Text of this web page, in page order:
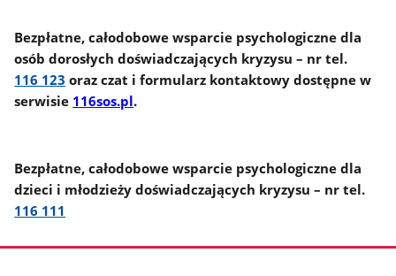
Bezpłatne, całodobowe wsparcie psychologiczne dla
osób dorosłych doświadczających kryzysu – nr tel.
116 123 oraz czat i formularz kontaktowy dostępne w
serwisie 116sos.pl.
Bezpłatne, całodobowe wsparcie psychologiczne dla
dzieci i młodzieży doświadczających kryzysu – nr tel.
116 111